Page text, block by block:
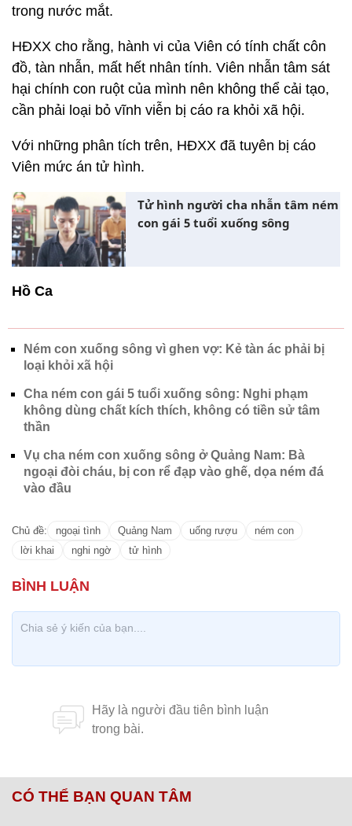
trong nước mắt.
HĐXX cho rằng, hành vi của Viên có tính chất côn
đồ, tàn nhẫn, mất hết nhân tính. Viên nhẫn tâm sát
hại chính con ruột của mình nên không thể cải tạo,
cần phải loại bỏ vĩnh viễn bị cáo ra khỏi xã hội.
Với những phân tích trên, HĐXX đã tuyên bị cáo
Viên mức án tử hình.
Tử hình người cha nhẫn tâm ném
con gái 5 tuổi xuống sông
Hồ Ca
Ném con xuống sông vì ghen vợ: Kẻ tàn ác phải bị
loại khỏi xã hội
Cha ném con gái 5 tuổi xuống sông: Nghi phạm
không dùng chất kích thích, không có tiền sử tâm
thần
Vụ cha ném con xuống sông ở Quảng Nam: Bà
ngoại đòi cháu, bị con rể đạp vào ghế, dọa ném đá
vào đầu
Chủ đề: ngoại tình Quảng Nam uống rượu
ném con
lời khai
nghi ngờ tử hình
CÓ THỂ BẠN QUAN TÂM